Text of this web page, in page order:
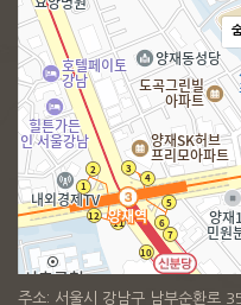
주소: 서울시 강남구 남부순환로